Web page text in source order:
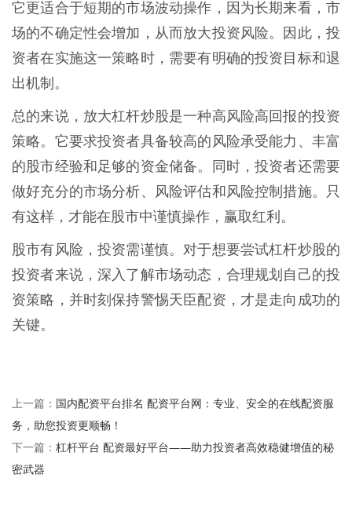
它更适合于短期的市场波动操作，因为长期来看，市
场的不确定性会增加，从而放大投资风险。因此，投
资者在实施这一策略时，需要有明确的投资目标和退
出机制。
总的来说，放大杠杆炒股是一种高风险高回报的投资
策略。它要求投资者具备较高的风险承受能力、丰富
的股市经验和足够的资金储备。同时，投资者还需要
做好充分的市场分析、风险评估和风险控制措施。只
有这样，才能在股市中谨慎操作，赢取红利。
股市有风险，投资需谨慎。对于想要尝试杠杆炒股的
投资者来说，深入了解市场动态，合理规划自己的投
资策略，并时刻保持警惕天臣配资，才是走向成功的
关键。
上一篇： 国内配资平台排名 配资平台网：专业、安全的在线配资服
务，助您投资更顺畅！
下一篇： 杠杆平台 配资最好平台——助力投资者高效稳健增值的秘
密武器